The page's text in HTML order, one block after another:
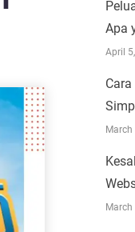
Apa
April
March
March